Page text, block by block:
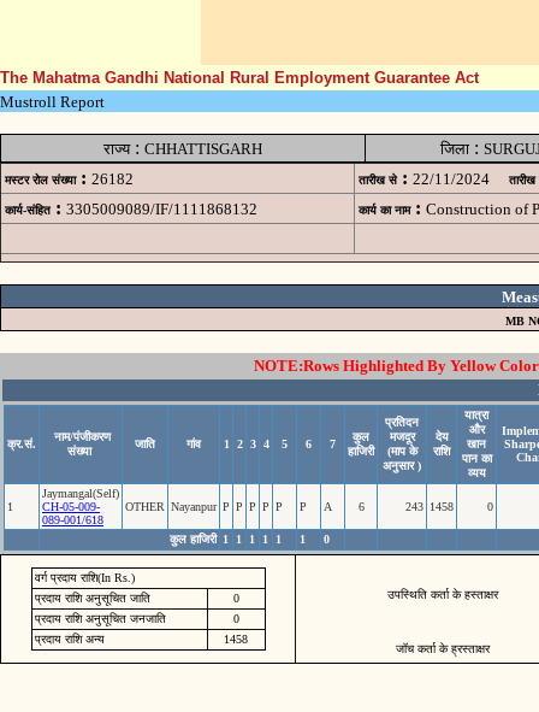
The Mahatma Gandhi National Rural Employment Guarantee Act
Mustroll Report
राज्य: CHHATTISGARH जिला:
मस्टर रोल संख्या : 26182 तारीख से : 22/11/2024 तारीख
कार्य-संहित : 3305009089/IF/1111868132 कार्य का नाम : Construction of
MB
NOTE:Rows Highlighted By Yellow
क्र.सं.
नाम/पंजीकरण
संख्या
जाति गांव 1 2 3 4 5 6 7
कुल
हाजिरी
प्रतिदन
मजदूर
(माप के
अनुसार )
देय
राशि
यात्रा
और
खान
पान का
व्यय
1
Jaymangal(Self)
CH-05-009-
089-001/618
OTHER Nayanpur P P P P P P A 6 243 1458 0
कुल हाजिरी 1 1 1 1 1 1 0
वर्ग प्रदाय राशि(In Rs.)
प्रदाय राशि अनुसूचित जाति
0
प्रदाय राशि अनुसूचित जनजाति
0
प्रदाय राशि अन्य
1458
उपस्थिति कर्ता के हस्ताक्षर
जॉच कर्ता के ह्रस्ताक्षर